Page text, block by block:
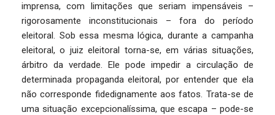
imprensa, com limitações que seriam impensáveis –
rigorosamente inconstitucionais – fora do período
eleitoral. Sob essa mesma lógica, durante a campanha
eleitoral, o juiz eleitoral torna-se, em várias situações,
árbitro da verdade. Ele pode impedir a circulação de
determinada propaganda eleitoral, por entender que ela
não corresponde fidedignamente aos fatos. Trata-se de
uma situação excepcionalíssima, que escapa – pode-se